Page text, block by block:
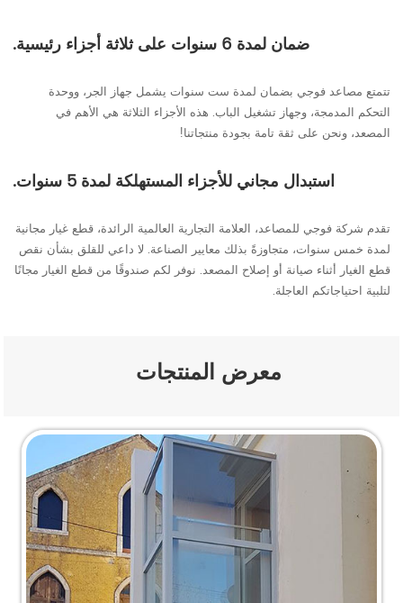
ضمان لمدة 6 سنوات على ثلاثة أجزاء رئيسية.
تتمتع مصاعد فوجي بضمان لمدة ست سنوات يشمل جهاز الجر، ووحدة
التحكم المدمجة، وجهاز تشغيل الباب. هذه الأجزاء الثلاثة هي الأهم في
المصعد، ونحن على ثقة تامة بجودة منتجاتنا!
استبدال مجاني للأجزاء المستهلكة لمدة 5 سنوات.
تقدم شركة فوجي للمصاعد، العلامة التجارية العالمية الرائدة، قطع غيار مجانية
لمدة خمس سنوات، متجاوزةً بذلك معايير الصناعة. لا داعي للقلق بشأن نقص
قطع الغيار أثناء صيانة أو إصلاح المصعد. نوفر لكم صندوقًا من قطع الغيار مجانًا
لتلبية احتياجاتكم العاجلة.
معرض المنتجات